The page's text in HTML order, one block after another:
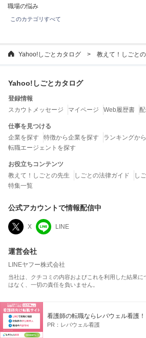
職場の悩み
このカテゴリすべて
Yahoo!しごとカタログ 教えて！しごと
看護師の転職ならレバウェル看護！
PR： レバウェル看護
Yahoo!しごとカタログ
登録情報
スカウトメッセージ
マイページ Web履歴書
仕事を見つける
企業を探す
特徴から企業を探す
ランキングか
転職エージェントを探す
お役立ちコンテンツ
教えて！しごとの先生
しごとの法律ガイド し
特集一覧
公式アカウントで情報配信中
X LINE
運営会社
LINEヤフー株式会社
当社は、クチコミの内容およびこれを利用した結果
はなく、一切の責任を負いません。
転職・就職で人気の企業
平均年収ランキング
ボーナス額ランキング